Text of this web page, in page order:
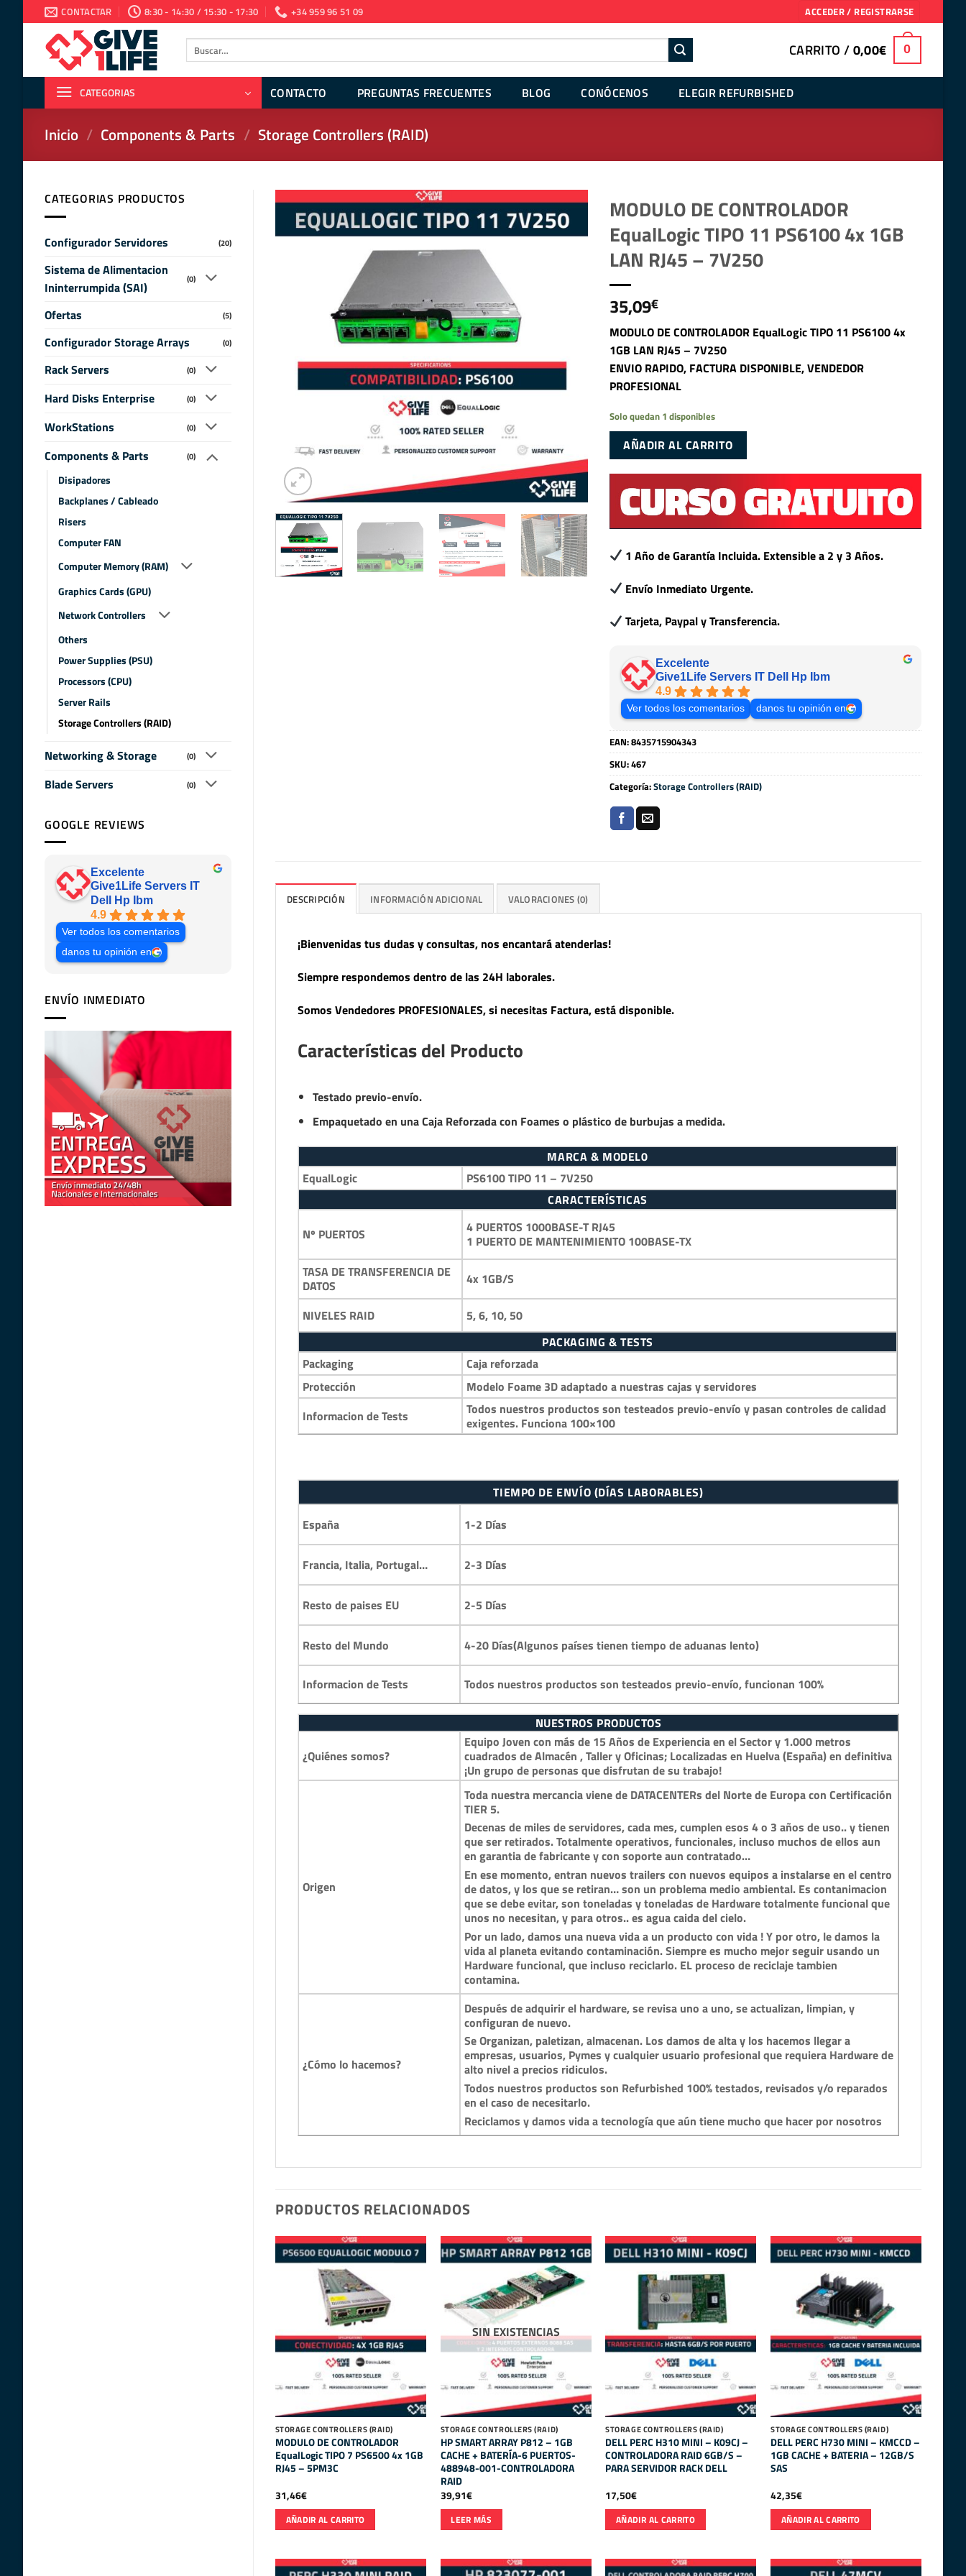
Saltar
al
contenido
CONTACTAR 8:30 - 14:30 / 15:30 - 17:30 +34 959 96 51 09 ACCEDER / REGISTRARSE
Buscar
por:
CARRITO /0,00€ 0
CATEGORIAS CONTACTO PREGUNTAS FRECUENTES BLOG CONÓCENOS ELEGIR REFURBISHED
Inicio / Components & Parts / Storage Controllers (RAID)
CATEGORIAS PRODUCTOS
Configurador Servidores (20)
Sistema de Alimentacion
Ininterrumpida (SAI)
(0)
Ofertas (5)
Configurador Storage Arrays (0)
Rack Servers (0)
Hard Disks Enterprise (0)
WorkStations (0)
Components & Parts (0)
Disipadores
Backplanes / Cableado
Risers
Computer FAN
Computer Memory (RAM)
Graphics Cards (GPU)
Network Controllers
Others
Power Supplies (PSU)
Processors (CPU)
Server Rails
Storage Controllers (RAID)
Networking & Storage (0)
Blade Servers (0)
GOOGLE REVIEWS
Excelente
Give1Life Servers IT
Dell Hp Ibm
4.9
Ver todos los comentarios
danos tu opinión en
ENVÍO INMEDIATO
MODULO DE CONTROLADOR
EqualLogic TIPO 11 PS6100 4x 1GB
LAN RJ45 – 7V250
35,09€
MODULO DE CONTROLADOR EqualLogic TIPO 11 PS6100 4x
1GB LAN RJ45 – 7V250
ENVIO RAPIDO, FACTURA DISPONIBLE, VENDEDOR
PROFESIONAL
Solo quedan 1 disponibles
AÑADIR AL CARRITO
1 Año de Garantía Incluida. Extensible a 2 y 3 Años.
Envío Inmediato Urgente.
Tarjeta, Paypal y Transferencia.
Excelente
Give1Life Servers IT Dell Hp Ibm
4.9
Ver todos los comentarios danos tu opinión en
EAN:8435715904343
SKU:467
Categoría:Storage Controllers (RAID)
DESCRIPCIÓN INFORMACIÓN ADICIONAL VALORACIONES (0)
¡Bienvenidas tus dudas y consultas, nos encantará atenderlas!
Siempre respondemos dentro de las 24H laborales.
Somos Vendedores PROFESIONALES, si necesitas Factura, está disponible.
Características del Producto
Testado previo-envío.
Empaquetado en una Caja Reforzada con Foames o plástico de burbujas a medida.
MARCA & MODEL0
EqualLogic
PS6100 TIPO 11 – 7V250
CARACTERÍSTICAS
Nº PUERTOS
4 PUERTOS 1000BASE-T RJ45
1 PUERTO DE MANTENIMIENTO 100BASE-TX
TASA DE TRANSFERENCIA DE
DATOS
4x 1GB/S
NIVELES RAID
5, 6, 10, 50
PACKAGING & TESTS
Packaging
Caja reforzada
Protección
Modelo Foame 3D adaptado a nuestras cajas y servidores
Informacion de Tests
Todos nuestros productos son testeados previo-envío y pasan controles de calidad
exigentes. Funciona 100×100
TIEMPO DE ENVÍO (DÍAS LABORABLES)
España
1-2 Días
Francia, Italia, Portugal… 2-3 Días
Resto de paises EU 2-5 Días
Resto del Mundo 4-20 Días(Algunos países tienen tiempo de aduanas lento)
Informacion de Tests Todos nuestros productos son testeados previo-envío, funcionan 100%
NUESTROS PRODUCTOS
¿Quiénes somos?
Equipo Joven con más de 15 Años de Experiencia en el Sector y 1.000 metros
cuadrados de Almacén , Taller y Oficinas; Localizadas en Huelva (España) en definitiva
¡Un grupo de personas que disfrutan de su trabajo!
Origen
Toda nuestra mercancia viene de DATACENTERs del Norte de Europa con Certificación
TIER 5.
Decenas de miles de servidores, cada mes, cumplen esos 4 o 3 años de uso.. y tienen
que ser retirados. Totalmente operativos, funcionales, incluso muchos de ellos aun
en garantia de fabricante y con soporte aun contratado…
En ese momento, entran nuevos trailers con nuevos equipos a instalarse en el centro
de datos, y los que se retiran… son un problema medio ambiental. Es contanimacion
que se debe evitar, son toneladas y toneladas de Hardware totalmente funcional que
unos no necesitan, y para otros.. es agua caida del cielo.
Por un lado, damos una nueva vida a un producto con vida ! Y por otro, le damos la
vida al planeta evitando contaminación. Siempre es mucho mejor seguir usando un
Hardware funcional, que incluso reciclarlo. EL proceso de reciclaje tambien
contamina.
¿Cómo lo hacemos?
Después de adquirir el hardware, se revisa uno a uno, se actualizan, limpian, y
configuran de nuevo.
Se Organizan, paletizan, almacenan. Los damos de alta y los hacemos llegar a
empresas, usuarios, Pymes y cualquier usuario profesional que requiera Hardware de
alto nivel a precios ridiculos.
Todos nuestros productos son Refurbished 100% testados, revisados y/o reparados
en el caso de necesitarlo.
Reciclamos y damos vida a tecnología que aún tiene mucho que hacer por nosotros
PRODUCTOS RELACIONADOS
STORAGE CONTROLLERS (RAID)
MODULO DE CONTROLADOR
EqualLogic TIPO 7 PS6500 4x 1GB
RJ45 – 5PM3C
31,46€
AÑADIR AL CARRITO
SIN EXISTENCIAS
STORAGE CONTROLLERS (RAID)
HP SMART ARRAY P812 – 1GB
CACHE + BATERÍA-6 PUERTOS-
488948-001-CONTROLADORA
RAID
39,91€
LEER MÁS
STORAGE CONTROLLERS (RAID)
DELL PERC H310 MINI – K09CJ –
CONTROLADORA RAID 6GB/S –
PARA SERVIDOR RACK DELL
17,50€
AÑADIR AL CARRITO
STORAGE CONTROLLERS (RAID)
DELL PERC H730 MINI – KMCCD –
1GB CACHE + BATERIA – 12GB/S
SAS
42,35€
AÑADIR AL CARRITO